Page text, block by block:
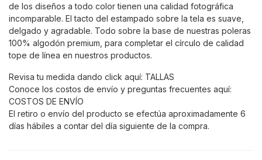
de los diseños a todo color tienen una calidad fotográfica
incomparable. El tacto del estampado sobre la tela es suave,
delgado y agradable. Todo sobre la base de nuestras poleras
100% algodón premium, para completar el círculo de calidad
tope de línea en nuestros productos.
Revisa tu medida dando click aquí: TALLAS
Conoce los costos de envío y preguntas frecuentes aquí:
COSTOS DE ENVÍO
El retiro o envío del producto se efectúa aproximadamente 6
días hábiles a contar del día siguiente de la compra.